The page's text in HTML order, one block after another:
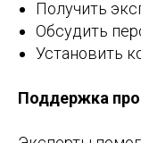
Получить
Обсудить
Установить
Поддержка